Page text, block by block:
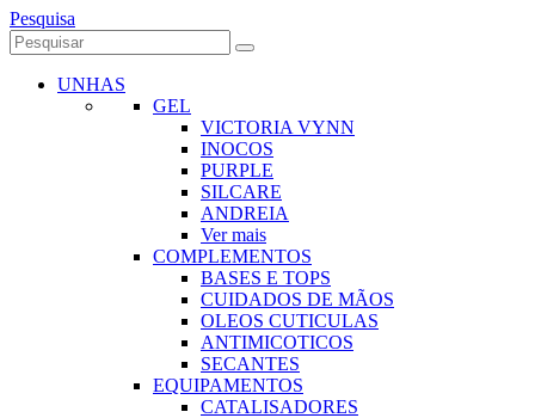
Pesquisa
UNHAS
GEL
VICTORIA VYNN
INOCOS
PURPLE
SILCARE
ANDREIA
Ver mais
COMPLEMENTOS
BASES E TOPS
CUIDADOS DE MÃOS
OLEOS CUTICULAS
ANTIMICOTICOS
SECANTES
EQUIPAMENTOS
CATALISADORES